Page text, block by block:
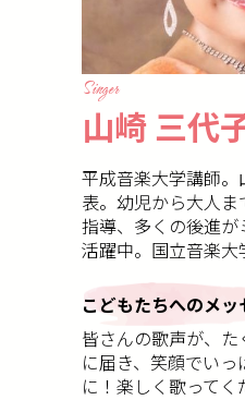
Singer
山崎 三代
平成音楽大学講師
表。幼児から大人
指導、多くの後進
活躍中。国立音楽大
こどもたちへのメッ
皆さんの歌声が、
に届き、笑顔でい
に！楽しく歌って